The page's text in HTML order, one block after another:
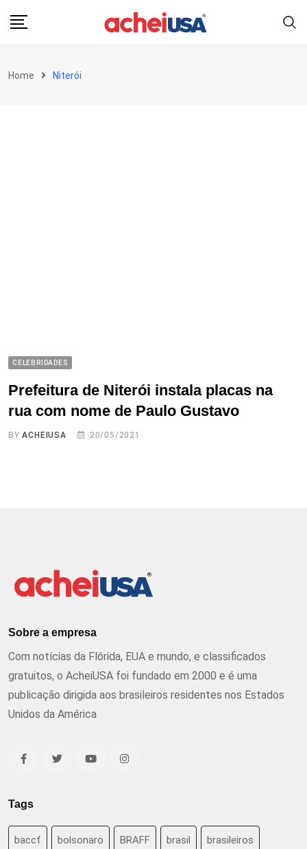
Home Niterói
CELEBRIDADES
Prefeitura de Niterói instala placas na
rua com nome de Paulo Gustavo
BYACHEIUSA 20/05/2021
Sobre a empresa
Com notícias da Flórida, EUA e mundo, e classificados
gratuitos, o AcheiUSA foi fundado em 2000 e é uma
publicação dirigida aos brasileiros residentes nos Estados
Unidos da América
Tags
baccf bolsonaro BRAFF brasil brasileiros